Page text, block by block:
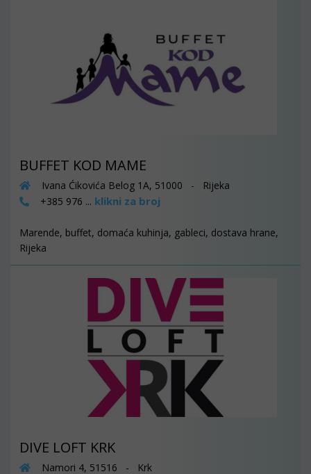
BUFFET KOD MAME
Ivana Ćikovića Belog 1A, 51000 - Rijeka
+385 976 ... klikni za broj
Marende, buffet, domaća kuhinja, gableci, dostava hrane,
Rijeka
DIVE LOFT KRK
Namori 4, 51516 - Krk